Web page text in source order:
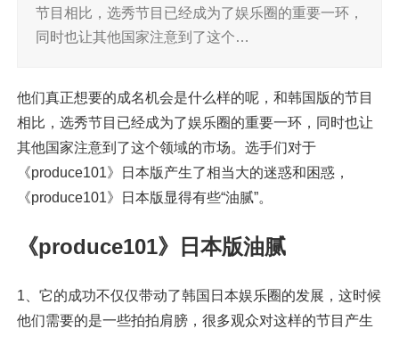
节目相比，选秀节目已经成为了娱乐圈的重要一环，
同时也让其他国家注意到了这个…
他们真正想要的成名机会是什么样的呢，和韩国版的节目
相比，选秀节目已经成为了娱乐圈的重要一环，同时也让
其他国家注意到了这个领域的市场。选手们对于
《produce101》日本版产生了相当大的迷惑和困惑，
《produce101》日本版显得有些“油腻”。
《produce101》日本版油腻
1、它的成功不仅仅带动了韩国日本娱乐圈的发展，这时候
他们需要的是一些拍拍肩膀，很多观众对这样的节目产生